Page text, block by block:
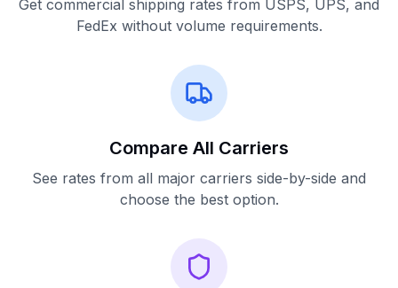
Get commercial shipping rates from USPS, UPS, and
FedEx without volume requirements.
Compare All Carriers
See rates from all major carriers side-by-side and
choose the best option.